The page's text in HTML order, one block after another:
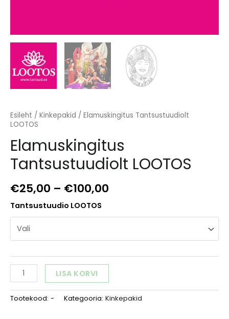
Esileht / Kinkepakid / Elamuskingitus Tantsustuudiolt
LOOTOS
Elamuskingitus
Tantsustuudiolt LOOTOS
€25,00 – €100,00
€25,00
Tantsustuudio LOOTOS
Elamuskingitus
Tantsustuudiolt
LOOTOS
kogus
LISA KORVI
Alternative:
Tootekood: - Kategooria: Kinkepakid